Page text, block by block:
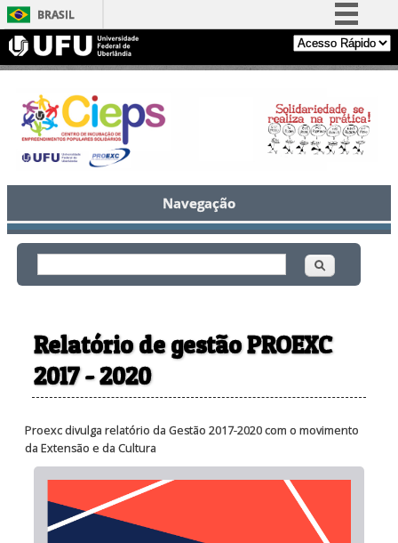
BRASIL
Simplifique!
Comunica BR
Participe
Acesso à informação
Legislação
Canais
Navegação
Formulário de busca
Buscar
Relatório de gestão PROEXC
2017 - 2020
Proexc divulga relatório da Gestão 2017-2020 com o movimento
da Extensão e da Cultura